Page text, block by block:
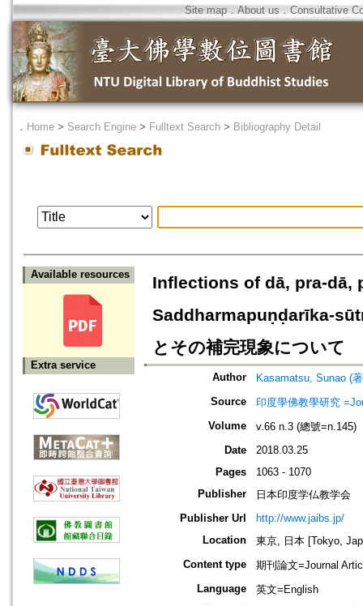
Site map．About us ． Consultative
． Home > Search Engine > Fulltext Search > Bibliography Detail
Available resources
Extra service
Inflections of dā, pra-dā,
Saddharmapuṇḍarīka-
とその補完現象について
Author
Kasamatsu, Sunao (
Source
印度學佛教學研究
Volume
v.66 n.3 (總號=n.145)
Date
2018.03.25
Pages
1063 - 1070
Publisher
日本印度学仏教学会
Publisher Url
http://www.jaibs.jp/
Location
東京, 日本 [Tokyo,
Content type
期刊論文=Journal
Language
英文=English